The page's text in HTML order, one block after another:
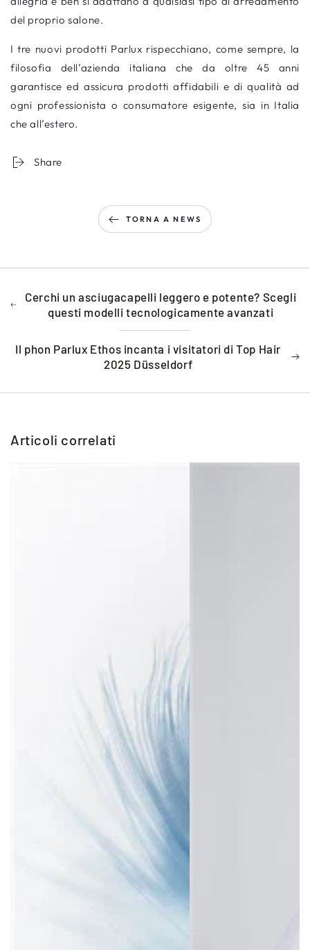
del proprio salone.
I tre nuovi prodotti Parlux rispecchiano, come sempre, la
filosofia dell’azienda italiana che da oltre 45 anni
garantisce ed assicura prodotti affidabili e di qualità ad
ogni professionista o consumatore esigente, sia in Italia
che all’estero.
Share
TORNA A NEWS
Cerchi un asciugacapelli leggero e potente? Scegli
questi modelli tecnologicamente avanzati
Il phon Parlux Ethos incanta i visitatori di Top Hair
2025 Düsseldorf
Articoli correlati